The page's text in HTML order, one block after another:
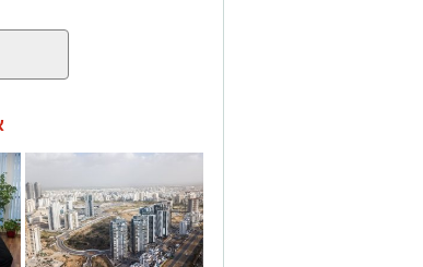
רבה בקרב הנוסעים. הסיפור
על פי העדויות מהשטח,
שליטה ובצעד דרמטי ואלים
המעשה האלים גרם להתרסקות